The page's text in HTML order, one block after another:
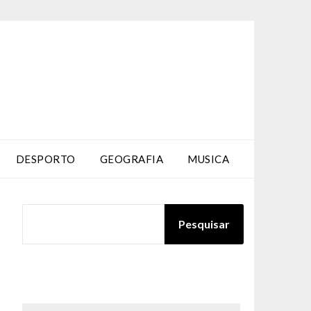
DESPORTO GEOGRAFIA MUSICA
Pesquisar